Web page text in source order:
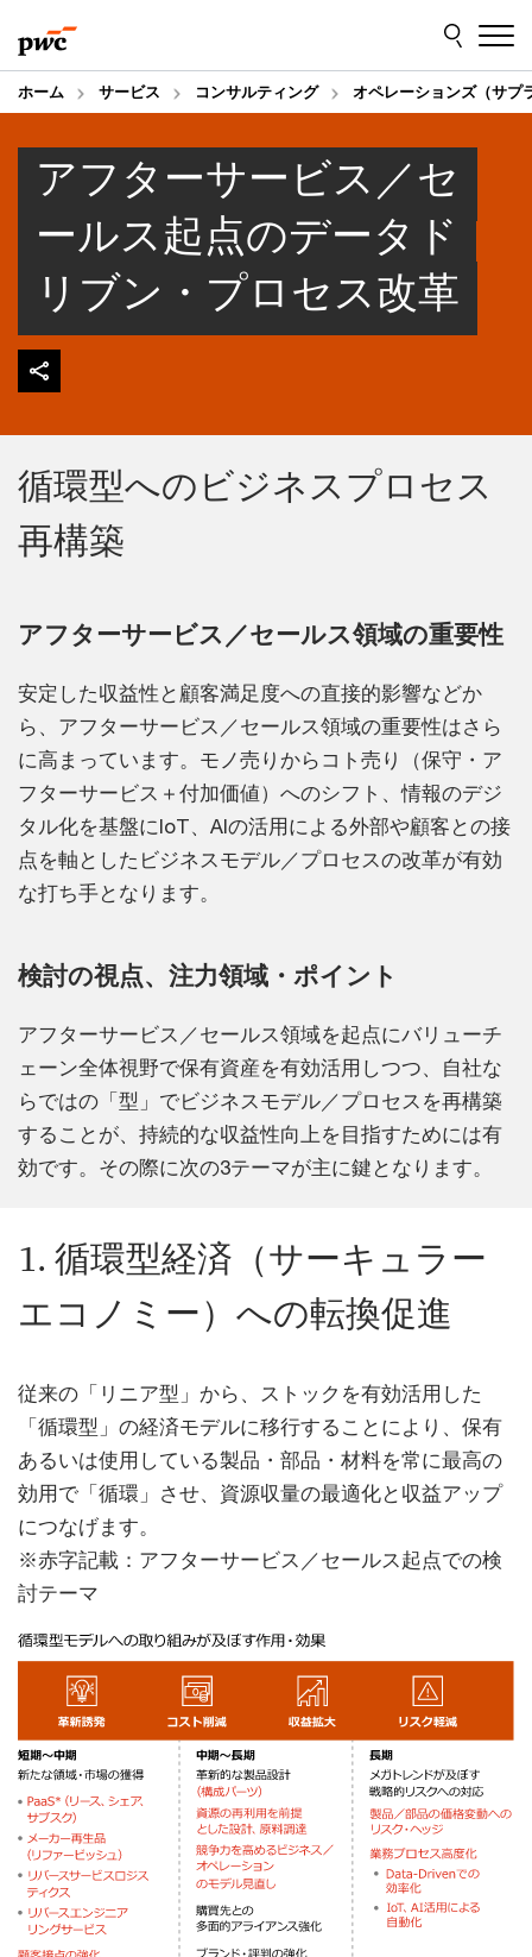
to
content
to
footer
ホーム サービス コンサルティング オペレーションズ（サプ
アフターサービス／セ
ールス起点のデータド
リブン・プロセス改革
循環型へのビジネスプロセス
再構築
アフターサービス／セールス領域の重要性
安定した収益性と顧客満足度への直接的影響などか
ら、アフターサービス／セールス領域の重要性はさら
に高まっています。モノ売りからコト売り（保守・ア
フターサービス＋付加価値）へのシフト、情報のデジ
タル化を基盤にIoT、AIの活用による外部や顧客との接
点を軸としたビジネスモデル／プロセスの改革が有効
な打ち手となります。
検討の視点、注力領域・ポイント
アフターサービス／セールス領域を起点にバリューチ
ェーン全体視野で保有資産を有効活用しつつ、自社な
らではの「型」でビジネスモデル／プロセスを再構築
することが、持続的な収益性向上を目指すためには有
効です。その際に次の3テーマが主に鍵となります。
1. 循環型経済（サーキュラー
エコノミー）への転換促進
従来の「リニア型」から、ストックを有効活用した
「循環型」の経済モデルに移行することにより、保有
あるいは使用している製品・部品・材料を常に最高の
効用で「循環」させ、資源収量の最適化と収益アップ
につなげます。
※赤字記載：アフターサービス／セールス起点での検
討テーマ